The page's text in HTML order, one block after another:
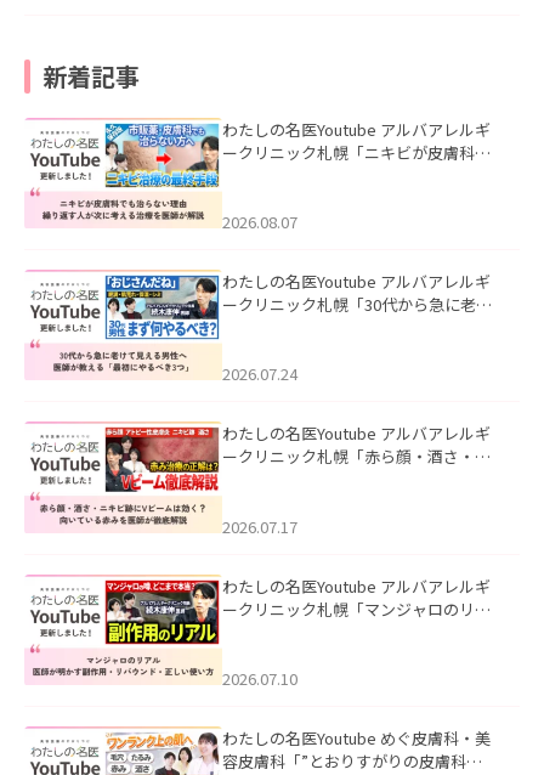
新着記事
わたしの名医Youtube アルバアレルギ
ークリニック札幌「ニキビが皮膚科で
ました。
2026.08.07
わたしの名医Youtube アルバアレルギ
ークリニック札幌「30代から急に老け
た。
2026.07.24
わたしの名医Youtube アルバアレルギ
ークリニック札幌「赤ら顔・酒さ・ニ
した。
2026.07.17
わたしの名医Youtube アルバアレルギ
ークリニック札幌「マンジャロのリア
た。
2026.07.10
わたしの名医Youtube めぐ皮膚科・美
容皮膚科「”とおりすがりの皮膚科